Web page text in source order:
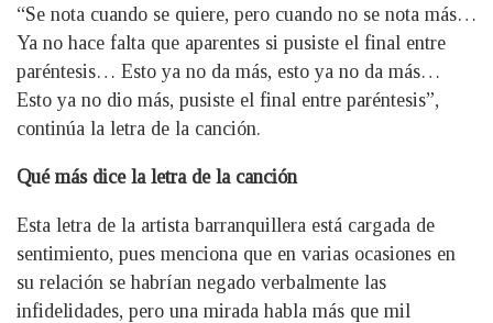
“Se nota cuando se quiere, pero cuando no se nota más…
Ya no hace falta que aparentes si pusiste el final entre
paréntesis… Esto ya no da más, esto ya no da más…
Esto ya no dio más, pusiste el final entre paréntesis”,
continúa la letra de la canción.
Qué más dice la letra de la canción
Esta letra de la artista barranquillera está cargada de
sentimiento, pues menciona que en varias ocasiones en
su relación se habrían negado verbalmente las
infidelidades, pero una mirada habla más que mil